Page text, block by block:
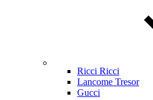
Ricci Ricci
Lancome Tresor
Gucci